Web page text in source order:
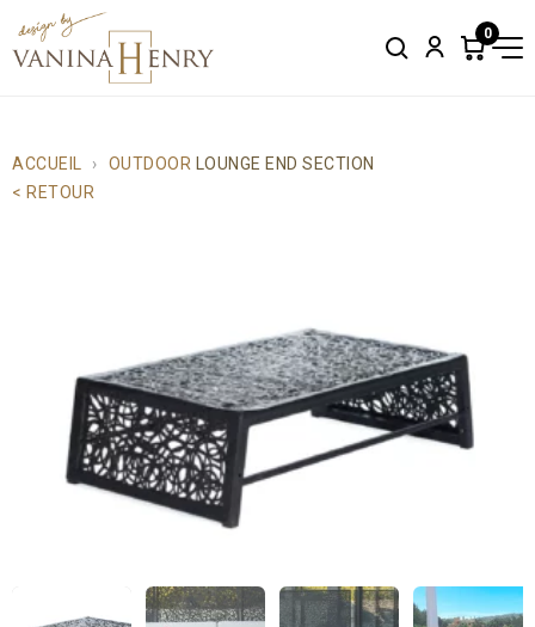
SearchAccount
0
Items
ACCUEIL OUTDOOR
LOUNGE END SECTION
< RETOUR